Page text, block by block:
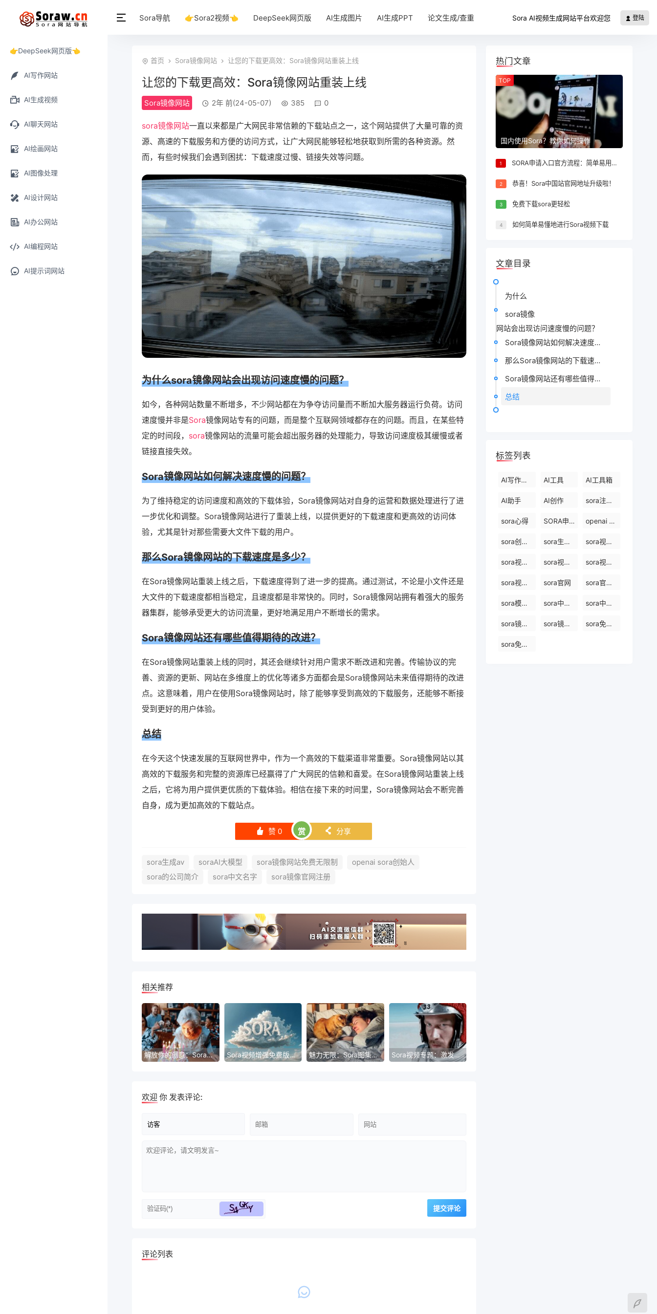
👉DeepSeek网页版👈
AI写作网站
AI生成视频
AI聊天网站
AI绘画网站
AI图像处理
AI设计网站
AI办公网站
AI编程网站
AI提示词网站
Sora导航 👉Sora2视频👈 DeepSeek网页版 AI生成图片 AI生成PPT 论文生成/查重 Sora AI视频生成网站平台欢迎您 登陆
首页 Sora镜像网站 让您的下载更高效：Sora镜像网站重装上线
让您的下载更高效：Sora镜像网站重装上线
Sora镜像网站 2年 前(24-05-07) 385 0
sora镜像网站一直以来都是广大网民非常信赖的下载站点之一，这个网站提供了大量可靠的资
源、高速的下载服务和方便的访问方式，让广大网民能够轻松地获取到所需的各种资源。然
而，有些时候我们会遇到困扰：下载速度过慢、链接失效等问题。
为什么sora镜像网站会出现访问速度慢的问题？
如今，各种网站数量不断增多，不少网站都在为争夺访问量而不断加大服务器运行负荷。访问
速度慢并非是Sora镜像网站专有的问题，而是整个互联网领域都存在的问题。而且，在某些特
定的时间段， sora镜像网站的流量可能会超出服务器的处理能力，导致访问速度极其缓慢或者
链接直接失效。
Sora镜像网站如何解决速度慢的问题？
为了维持稳定的访问速度和高效的下载体验，Sora镜像网站对自身的运营和数据处理进行了进
一步优化和调整。Sora镜像网站进行了重装上线，以提供更好的下载速度和更高效的访问体
验，尤其是针对那些需要大文件下载的用户。
那么Sora镜像网站的下载速度是多少？
在Sora镜像网站重装上线之后，下载速度得到了进一步的提高。通过测试，不论是小文件还是
大文件的下载速度都相当稳定，且速度都是非常快的。同时，Sora镜像网站拥有着强大的服务
器集群，能够承受更大的访问流量，更好地满足用户不断增长的需求。
Sora镜像网站还有哪些值得期待的改进？
在Sora镜像网站重装上线的同时，其还会继续针对用户需求不断改进和完善。传输协议的完
善、资源的更新、网站在多维度上的优化等诸多方面都会是Sora镜像网站未来值得期待的改进
点。这意味着，用户在使用Sora镜像网站时，除了能够享受到高效的下载服务，还能够不断接
受到更好的用户体验。
总结
在今天这个快速发展的互联网世界中，作为一个高效的下载渠道非常重要。Sora镜像网站以其
高效的下载服务和完整的资源库已经赢得了广大网民的信赖和喜爱。在Sora镜像网站重装上线
之后，它将为用户提供更优质的下载体验。相信在接下来的时间里，Sora镜像网站会不断完善
自身，成为更加高效的下载站点。
󰄼 赞 0 赏 󰄯 分享
sora生成av soraAI大模型 sora镜像网站免费无限制
openai sora创始人
sora的公司简介
sora中文名字 sora镜像官网注册
相关推荐
解放你的创意：Sora视频剪辑在线版 Sora视频增强免费版：提升您的视频体验 魅力无限：Sora图集带你探索无限创意世界 Sora视频专题：激发无限创意
欢迎 你 发表评论:
评论列表
热门文章
TOP
国内使用Sora？教你如何操作
1 SORA申请入口官方流程：简单易用，轻松申请
2 恭喜！Sora中国站官网地址升级啦！
3 免费下载sora更轻松
4 如何简单易懂地进行Sora视频下载
文章目录
为什么
sora镜像
网站会出现访问速度慢的问题？
Sora镜像网站如何解决速度慢的问题？
那么Sora镜像网站的下载速度是多少？
Sora镜像网站还有哪些值得期待的改进？
总结
标签列表
AI写作工具 AI工具 AI工具箱
AI助手 AI创作 sora注册教程最新
sora心得 SORA申请 openai sora创始人
sora创始人 sora生成视频平台 sora视频制作
sora视频生成模型 sora视频生成器 sora视频生成技术
sora视频合成 sora官网 sora官网中文
sora模型原理 sora中国站入口 sora中国站网站
sora镜像网站免费 sora镜像官网 sora免费版在线
sora免费网站